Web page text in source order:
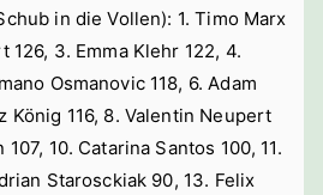
in die Vollen): 1. Timo Marx
126, 3. Emma Klehr 122, 4.
Osmanovic 118, 6. Adam
König 116, 8. Valentin Neupert
10. Catarina Santos 100, 11.
Starosckiak 90, 13. Felix